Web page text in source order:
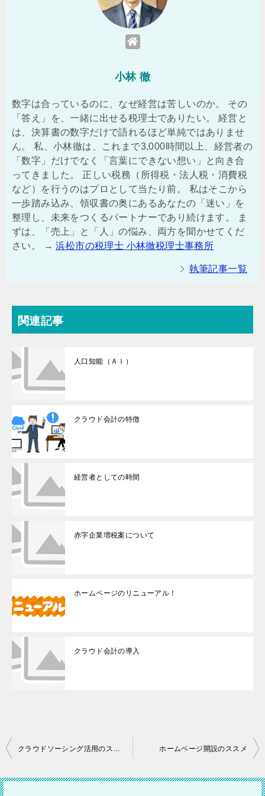
小林 徹
数字は合っているのに、なぜ経営は苦しいのか。 その
「答え」を、一緒に出せる税理士でありたい。 経営と
は、決算書の数字だけで語れるほど単純ではありませ
ん。 私、小林徹は、これまで3,000時間以上、経営者の
「数字」だけでなく「言葉にできない想い」と向き合
ってきました。 正しい税務（所得税・法人税・消費税
など）を行うのはプロとして当たり前。 私はそこから
一歩踏み込み、領収書の奥にあるあなたの「迷い」を
整理し、未来をつくるパートナーであり続けます。 ま
ずは、「売上」と「人」の悩み、両方を聞かせてくだ
さい。 →浜松市の税理士 小林徹税理士事務所
執筆記事一覧
関連記事
人口知能（ＡＩ）
クラウド会計の特徴
経営者としての時間
赤字企業増税案について
ホームページのリニューアル！
クラウド会計の導入
投
ナ
クラウドソーシング活用のススメ ホームページ開設のススメ